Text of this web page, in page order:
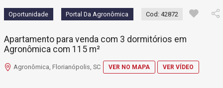
Oportunidade Portal Da Agronômica Cod: 42872
Apartamento para venda com 3 dormitórios em
Agronômica com 115 m²
Agronômica, Florianópolis, SC VER NO MAPA VER VÍDEO